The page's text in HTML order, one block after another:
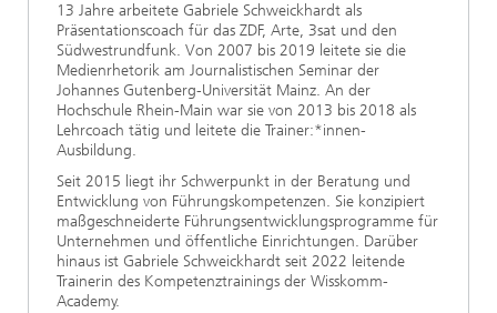
13 Jahre arbeitete Gabriele Schweickhardt als
Präsentationscoach für das ZDF, Arte, 3sat und den
Südwestrundfunk. Von 2007 bis 2019 leitete sie die
Medienrhetorik am Journalistischen Seminar der
Johannes Gutenberg-Universität Mainz. An der
Hochschule Rhein-Main war sie von 2013 bis 2018 als
Lehrcoach tätig und leitete die Trainer:*innen-
Ausbildung.
Seit 2015 liegt ihr Schwerpunkt in der Beratung und
Entwicklung von Führungskompetenzen. Sie konzipiert
maßgeschneiderte Führungsentwicklungsprogramme für
Unternehmen und öffentliche Einrichtungen. Darüber
hinaus ist Gabriele Schweickhardt seit 2022 leitende
Trainerin des Kompetenztrainings der Wisskomm-
Academy.